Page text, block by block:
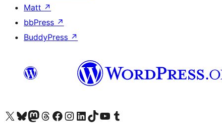
Matt ↗
bbPress ↗
BuddyPress ↗
Посетите нас в X (ранее Twitter)
Посетите нашу учётную запись в Bluesky
Посетите нашу ленту в Mastodon
Посетите нашу учётную запись в Threads
Посетите нашу страницу на Facebook
Посетите наш Instagram
Посетите нашу страницу в LinkedIn
Посетите нашу учётную запись в TikTok
Посетите наш канал YouTube
Посетите нашу учётную запись в Tumblr